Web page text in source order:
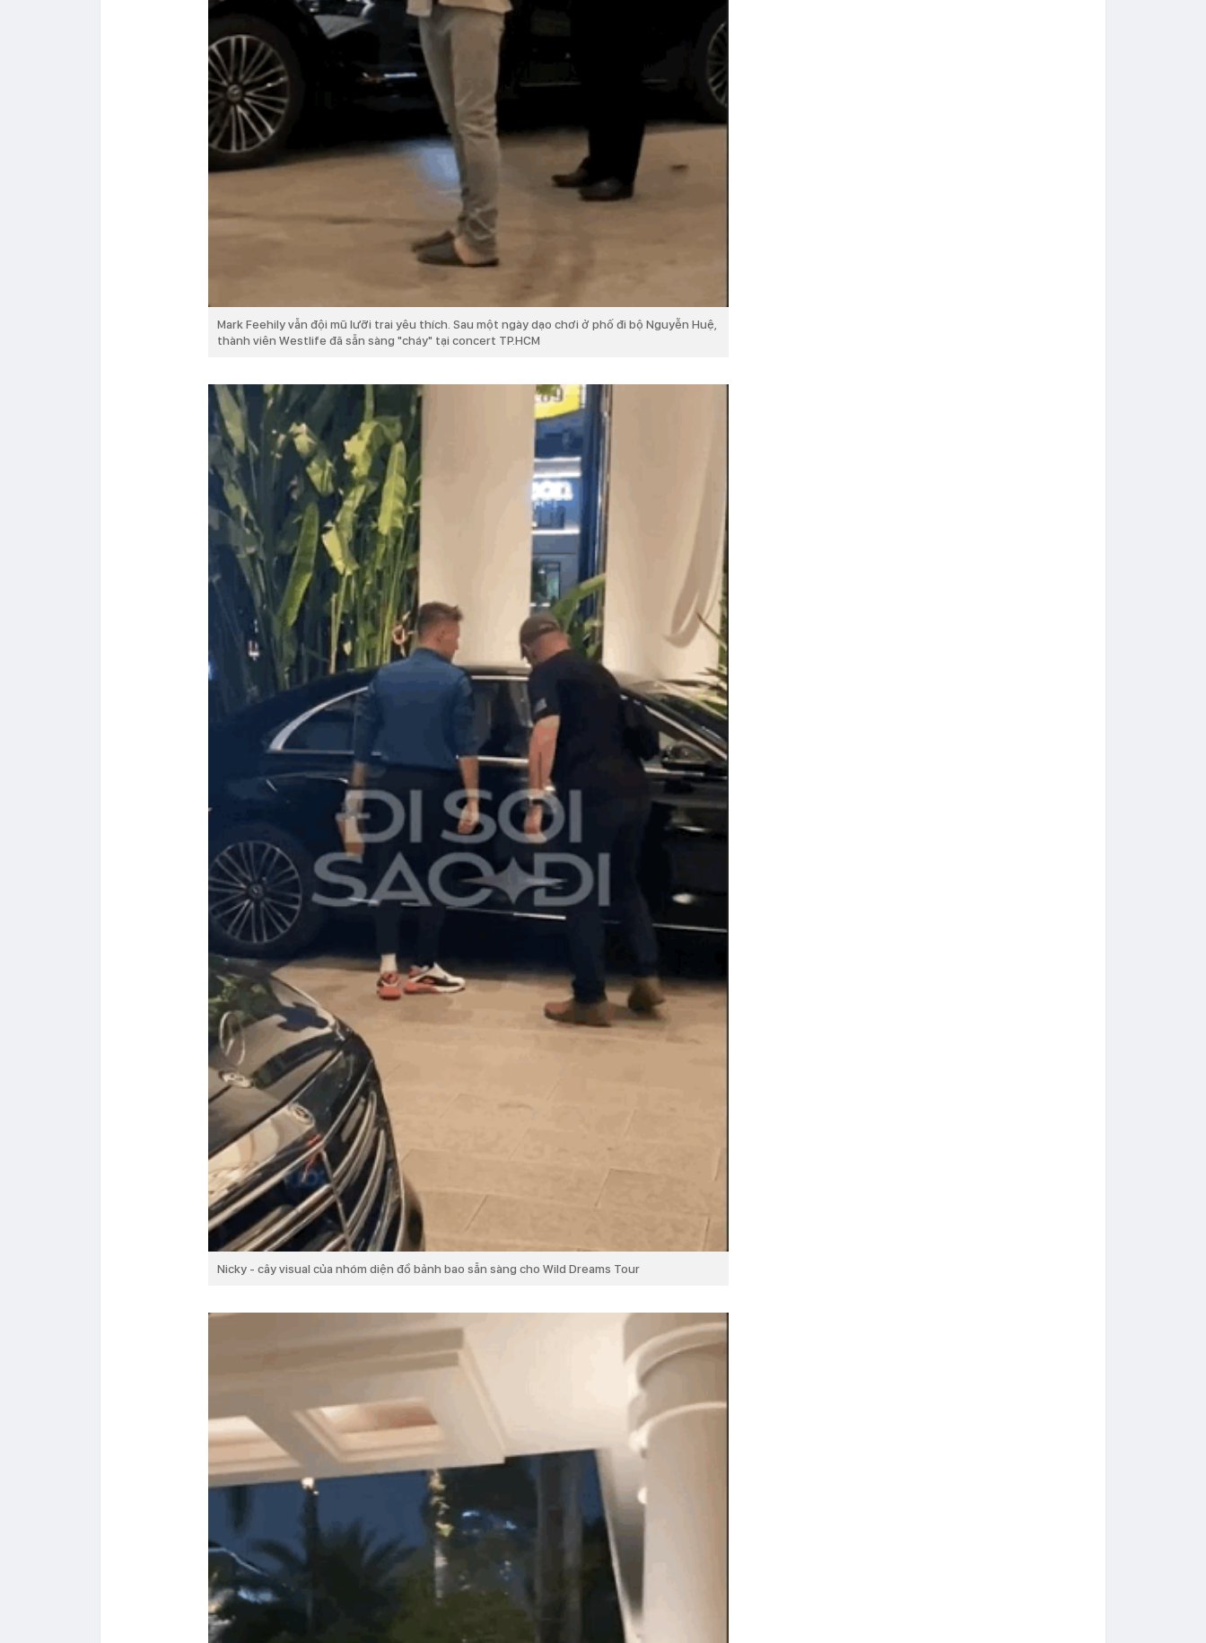
Mark Feehily vẫn đội mũ lưỡi trai yêu thích. Sau một ngày dạo chơi ở phố đi bộ Nguyễn Huệ,
thành viên Westlife đã sẵn sàng "cháy" tại concert TP.HCM
Nicky - cây visual của nhóm diện đồ bảnh bao sẵn sàng cho Wild Dreams Tour